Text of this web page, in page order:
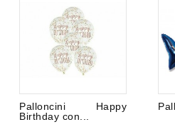
Palloncini Happy
Birthday con...